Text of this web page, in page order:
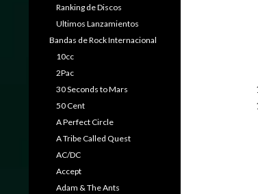
Ranking de Discos
Ultimos Lanzamientos
Bandas de Rock Internacional
10cc
2Pac
30 Seconds to Mars
50 Cent
A Perfect Circle
A Tribe Called Quest
AC/DC
Accept
Adam & The Ants